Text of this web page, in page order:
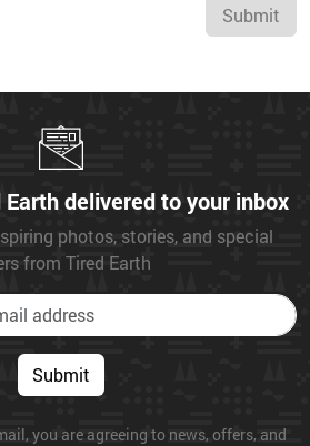
Submit
delivered to your inbox
photos, stories, and special
from Tired Earth
Submit
you are agreeing to news, offers, and